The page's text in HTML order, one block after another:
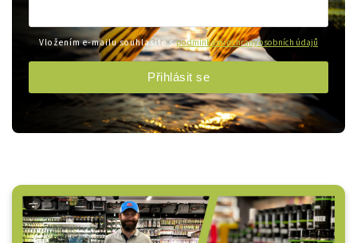
Vložením e-mailu souhlasíte spodmínkami ochrany osobních údajů
Přihlásit se